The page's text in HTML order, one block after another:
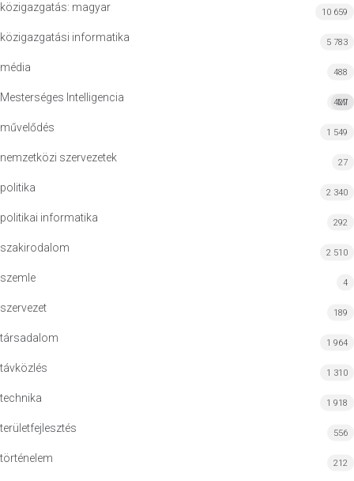
közigazgatás: magyar 10 659
közigazgatási informatika 5 783
média 488
Mesterséges Intelligencia MI
427
művelődés 1 549
nemzetközi szervezetek 27
politika 2 340
politikai informatika 292
szakirodalom 2 510
szemle 4
szervezet 189
társadalom 1 964
távközlés 1 310
technika 1 918
területfejlesztés 556
történelem 212